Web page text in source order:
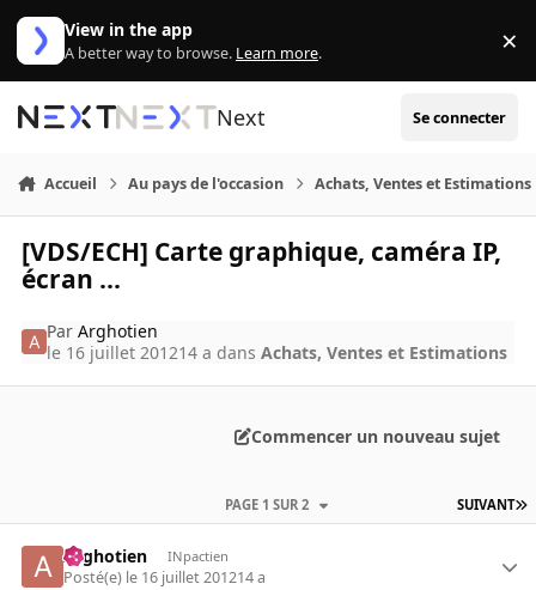
Aller au contenu
View in the app
A better way to browse. Learn more. ×
Next Se connecter
Accueil Au pays de l'occasion Achats, Ventes et Estimations
[VDS/ECH] Carte graphique, caméra IP,
écran ...
ParArghotien
le 16 juillet 201214 a dansAchats, Ventes et Estimations
Commencer un nouveau sujet
SUIVANT
PAGE 1 SUR 2
Arghotien INpactien
Posté(e) le 16 juillet 201214 a